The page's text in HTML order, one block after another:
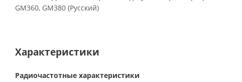
GM360, GM380 (Русский)
Характеристики
Радиочастотные характеристики